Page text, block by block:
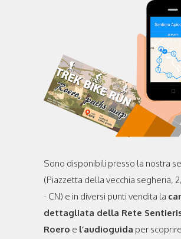
Sono disponibili presso la nostra
(Piazzetta della vecchia segheria,
- CN) e in diversi punti vendita la
dettagliata della Rete
Roero e l’audioguida per